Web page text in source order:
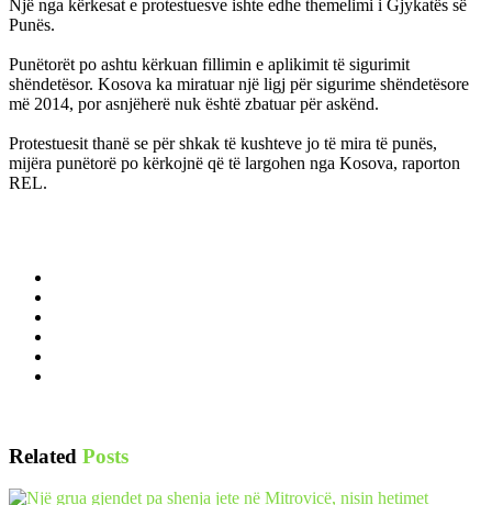
Një nga kërkesat e protestuesve ishte edhe themelimi i Gjykatës së
Punës.
Punëtorët po ashtu kërkuan fillimin e aplikimit të sigurimit
shëndetësor. Kosova ka miratuar një ligj për sigurime shëndetësore
më 2014, por asnjëherë nuk është zbatuar për askënd.
Protestuesit thanë se për shkak të kushteve jo të mira të punës,
mijëra punëtorë po kërkojnë që të largohen nga Kosova, raporton
REL.
Related Posts